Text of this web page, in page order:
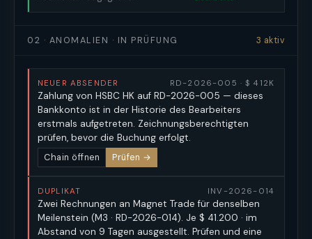
02 · ANOMALIEN · IN PRÜFUNG 3 aktiv
NEUER ABSENDER RD-2026-005 · $ 412K
Zahlung von HSBC HK auf RD-2026-005 — dieses
Bankkonto ist in der Historie des Bearbeiters
erstmals aufgetreten. Zeichnungsberechtigten
prüfen, bevor die Buchung erfolgt.
Chain öffnen Prüfen →
DUPLIKAT INV-2026-014
Zwei Rechnungen an Magnet Trade für denselben
Meilenstein (M3 · RD-2026-014). Je $ 41.200 · im
Abstand von 9 Tagen ausgestellt. Prüfen und eine